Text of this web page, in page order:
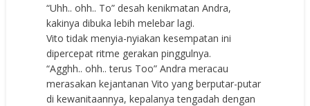
“Uhh.. ohh.. To” desah kenikmatan Andra,
kakinya dibuka lebih melebar lagi.
Vito tidak menyia-nyiakan kesempatan ini
dipercepat ritme gerakan pinggulnya.
“Agghh.. ohh.. terus Too” Andra meracau
merasakan kejantanan Vito yang berputar-putar
di kewanitaannya, kepalanya tengadah dengan